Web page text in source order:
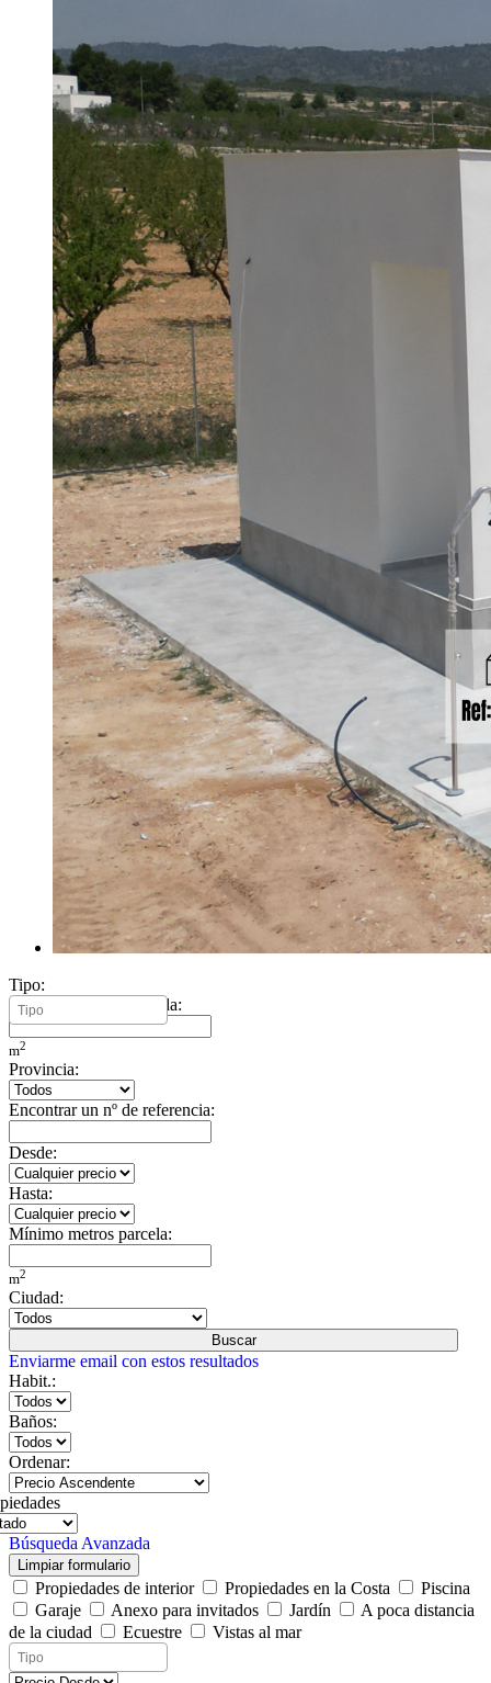
Tipo:
Mínimo metros vivienda:
m2
Provincia:
Encontrar un nº de referencia:
Desde:
Hasta:
Mínimo metros parcela:
m2
Ciudad:
Buscar
Enviarme email con estos resultados
Habit.:
Baños:
Ordenar:
Búsqueda Avanzada
Limpiar formulario
Propiedades de interior Propiedades en la Costa
Piscina
Garaje
Anexo para invitados Jardín
A poca distancia
de la ciudad
Ecuestre Vistas al mar